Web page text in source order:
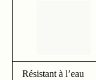
Résistant à l’eau